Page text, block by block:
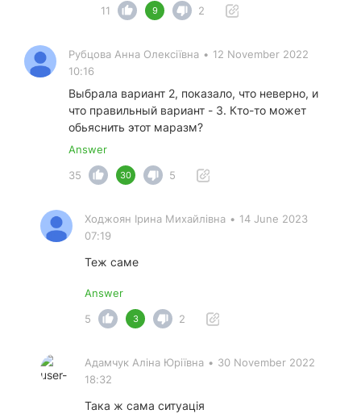
11
9 2
Рубцова Анна Олексіївна • 12 November 2022
10:16
Выбрала вариант 2, показало, что неверно, и
что правильный вариант - 3. Кто-то может
обьяснить этот маразм?
Answer
35
30 5
Ходжоян Ірина Михайлівна • 14 June 2023
07:19
Теж саме
Answer
5
3 2
Адамчук Аліна Юріївна • 30 November 2022
18:32
Така ж сама ситуація